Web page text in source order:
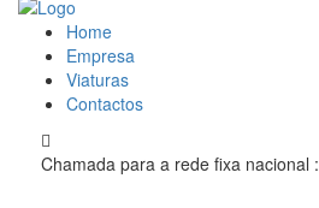
Home
Empresa
Viaturas
Contactos
Chamada para a rede fixa nacional :